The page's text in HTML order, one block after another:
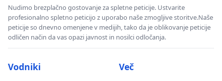
Nudimo brezplačno gostovanje za spletne peticije. Ustvarite
profesionalno spletno peticijo z uporabo naše zmogljive storitve.Naše
peticije so dnevno omenjene v medijih, tako da je oblikovanje peticije
odličen način da vas opazi javnost in nosilci odločanja.
Vodniki Več